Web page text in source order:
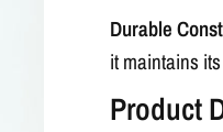
Durable
it maintains
Product